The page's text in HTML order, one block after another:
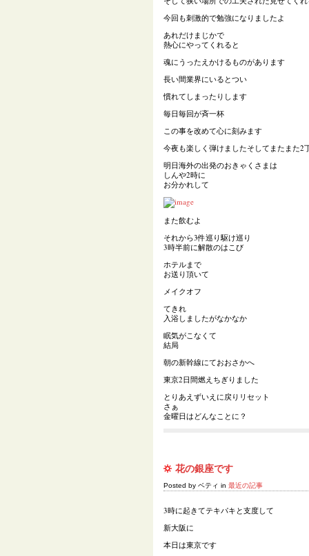
今回も刺激的で勉強になりましたよ
あれだけまじかで
熱心にやってくれると
魂にうったえかけるものがあります
長い間業界にいるとつい
慣れてしまったりします
毎日毎回が斉一杯
この事を改めて心に刻みます
今夜も楽しく弾けましたそしてまたまた2
明日海外の出発のおきゃくさまは
しんや2時に
お分かれして
また飲むよ
それから3件巡り駆け巡り
3時半前に解散のはこび
ホテルまで
お送り頂いて
メイクオフ
てきれ
入浴しましたがなかなか
眠気がこなくて
結局
朝の新幹線にておおさかへ
東京2日間燃えちぎりました
とりあえずいえに戻りリセット
さぁ
金曜日はどんなことに？
花の銀座です
Posted by ベティ in 最近の記事
3時に起きてテキパキと支度して
新大阪に
本日は東京です